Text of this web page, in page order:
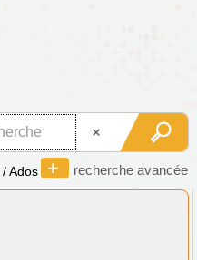
recherche avancée
/Ados